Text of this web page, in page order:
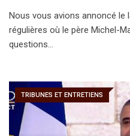
Nous vous avions annoncé le
régulières où le père Michel-
questions…
TRIBUNES ET ENTRETIENS